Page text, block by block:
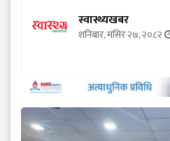
स्वास्थ्यखबर
शनिबार, मंसिर २७, २०८२